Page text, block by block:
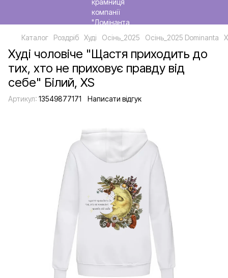
Каталог Роздріб Худі Осінь_2025 Осінь_2025 Dominanta
Худі чоловіче "Щастя приходить до
тих, хто не приховує правду від
себе" Білий, XS
Артикул: 13549877171 Написати відгук